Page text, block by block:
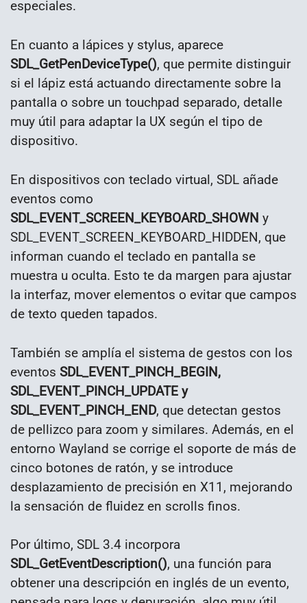
especiales.
En cuanto a lápices y stylus, aparece
SDL_GetPenDeviceType(), que permite distinguir
si el lápiz está actuando directamente sobre la
pantalla o sobre un touchpad separado, detalle
muy útil para adaptar la UX según el tipo de
dispositivo.
En dispositivos con teclado virtual, SDL añade
eventos como
SDL_EVENT_SCREEN_KEYBOARD_SHOWN y
SDL_EVENT_SCREEN_KEYBOARD_HIDDEN, que
informan cuando el teclado en pantalla se
muestra u oculta. Esto te da margen para ajustar
la interfaz, mover elementos o evitar que campos
de texto queden tapados.
También se amplía el sistema de gestos con los
eventos SDL_EVENT_PINCH_BEGIN,
SDL_EVENT_PINCH_UPDATE y
SDL_EVENT_PINCH_END, que detectan gestos
de pellizco para zoom y similares. Además, en el
entorno Wayland se corrige el soporte de más de
cinco botones de ratón, y se introduce
desplazamiento de precisión en X11, mejorando
la sensación de fluidez en scrolls finos.
Por último, SDL 3.4 incorpora
SDL_GetEventDescription(), una función para
obtener una descripción en inglés de un evento,